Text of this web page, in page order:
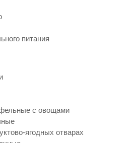
питания
с овощами
ягодных отварах